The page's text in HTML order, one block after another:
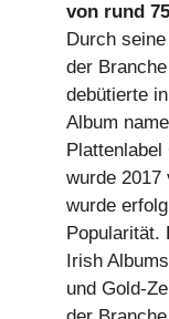
von rund
Durch
der
debütierte
Album
wurde 2017
wurde
Popularität.
Irish
und Gold-